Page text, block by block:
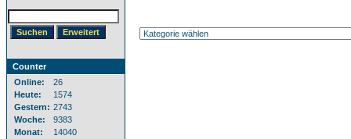
Counter
Online:
26
Heute:
1574
Gestern: 2743
Woche:
9383
Monat:
14040